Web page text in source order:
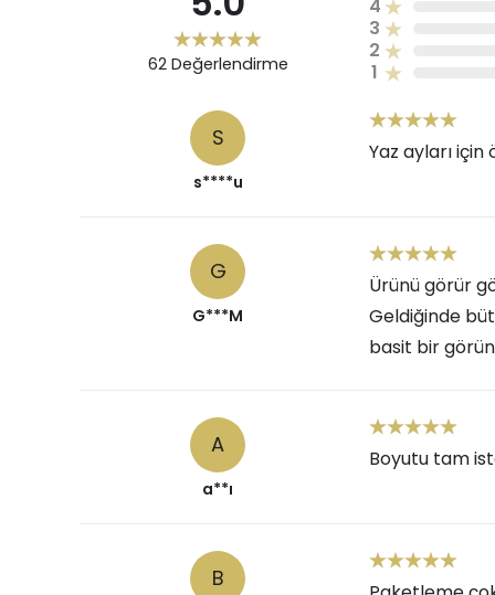
62 Değerlendirme
4
3
2
1
S
s****u
Yaz ayları
G
G***M
Ürünü görür
Geldiğinde
basit bir
A
a**ı
Boyutu tam
B